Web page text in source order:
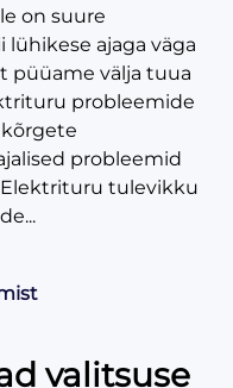
on suure
ajaga väga
püüame välja tuua
probleemide
kõrgete
probleemid
Elektrituru tulevikku
valitsuse